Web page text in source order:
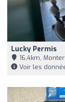
Lucky Permis
16,4km,
Voir les